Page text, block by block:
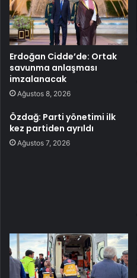
Erdoğan Cidde’de: Ortak
savunma anlaşması
imzalanacak
Ağustos 8, 2026
Özdağ: Parti yönetimi ilk
kez partiden ayrıldı
Ağustos 7, 2026